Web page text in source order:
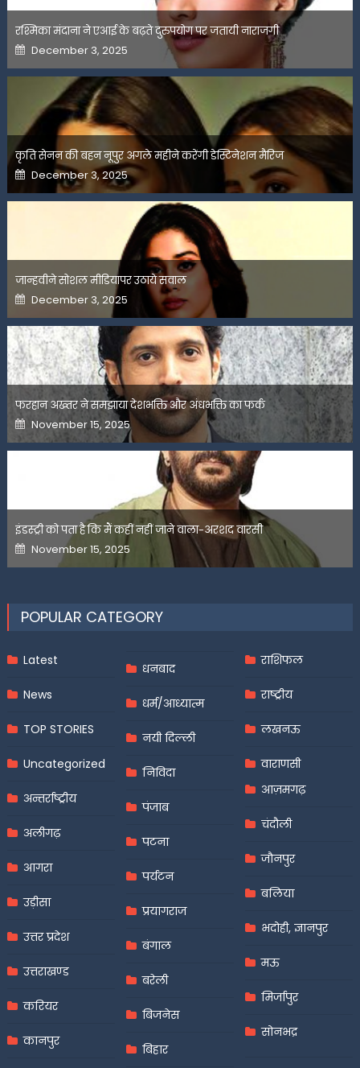
रश्मिका मंदाना ने एआई के बढ़ते दुरुपयोग पर जतायी नाराजगी
Posted
on
December 3, 2025
कृति सेनन की बहन नूपुर अगले महीने करेंगी डेस्टिनेशन मैरिज
Posted
on
December 3, 2025
जान्हवीने सोशल मीडियापर उठाये सवाल
Posted
on
December 3, 2025
फरहान अख्तर ने समझाया देशभक्ति और अंधभक्ति का फर्क
Posted
on
November 15, 2025
इंडस्ट्री को पता है कि मैं कहीं नहीं जाने वाला-अरशद वारसी
Posted
on
November 15, 2025
POPULAR CATEGORY
Latest
News
TOP STORIES
Uncategorized
अन्तर्राष्ट्रीय
अलीगढ़
आगरा
उड़ीसा
उत्तर प्रदेश
उत्तराखण्ड
करियर
कानपुर
धनबाद
धर्म/आध्यात्म
नयी दिल्ली
निविदा
पंजाब
पटना
पर्यटन
प्रयागराज
बंगाल
बरेली
बिजनेस
बिहार
राशिफल
राष्ट्रीय
लखनऊ
वाराणसी
आज़मगढ़
चंदौली
जौनपुर
बलिया
भदोही, ज्ञानपुर
मऊ
मिर्जापुर
सोनभद्र